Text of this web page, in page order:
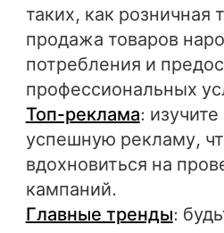
таких, как розничная
продажа товаров
потребления и
профессиональных
Топ-реклама:
успешную рекламу,
вдохновиться на
кампаний.
Главные тренды: